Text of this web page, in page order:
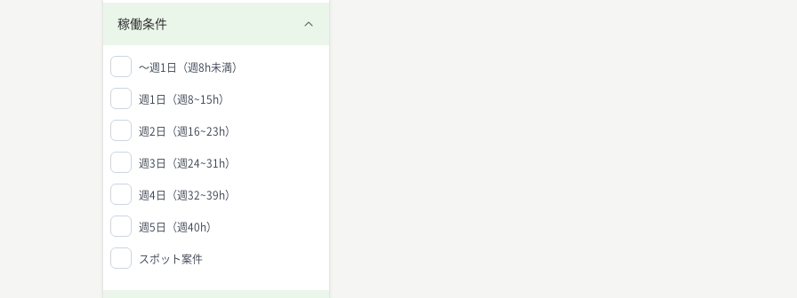
稼働条件
〜週1日（週8h未満）
週1日（週8~15h）
週2日（週16~23h）
週3日（週24~31h）
週4日（週32~39h）
週5日（週40h）
スポット案件